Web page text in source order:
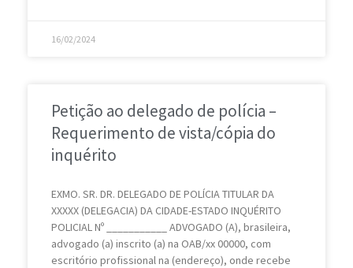
16/02/2024
Petição ao delegado de polícia –
Requerimento de vista/cópia do
inquérito
EXMO. SR. DR. DELEGADO DE POLÍCIA TITULAR DA
XXXXX (DELEGACIA) DA CIDADE-ESTADO INQUÉRITO
POLICIAL Nº ___________ ADVOGADO (A), brasileira,
advogado (a) inscrito (a) na OAB/xx 00000, com
escritório profissional na (endereço), onde recebe